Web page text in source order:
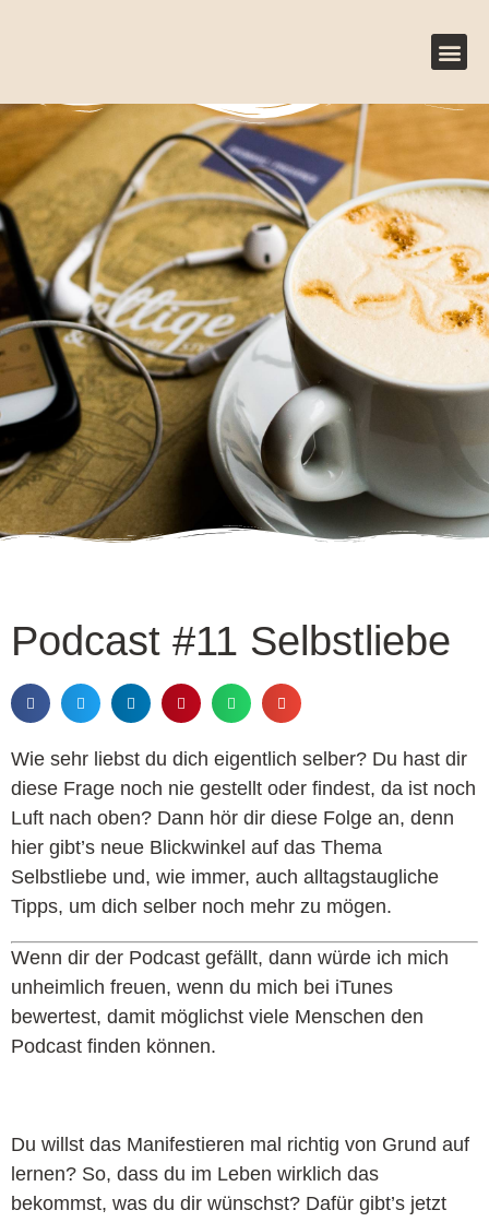
Podcast #11 Selbstliebe
Wie sehr liebst du dich eigentlich selber? Du hast dir
diese Frage noch nie gestellt oder findest, da ist noch
Luft nach oben? Dann hör dir diese Folge an, denn
hier gibt’s neue Blickwinkel auf das Thema
Selbstliebe und, wie immer, auch alltagstaugliche
Tipps, um dich selber noch mehr zu mögen.
Wenn dir der Podcast gefällt, dann würde ich mich
unheimlich freuen, wenn du mich bei iTunes
bewertest, damit möglichst viele Menschen den
Podcast finden können.
Du willst das Manifestieren mal richtig von Grund auf
lernen? So, dass du im Leben wirklich das
bekommst, was du dir wünschst? Dafür gibt’s jetzt